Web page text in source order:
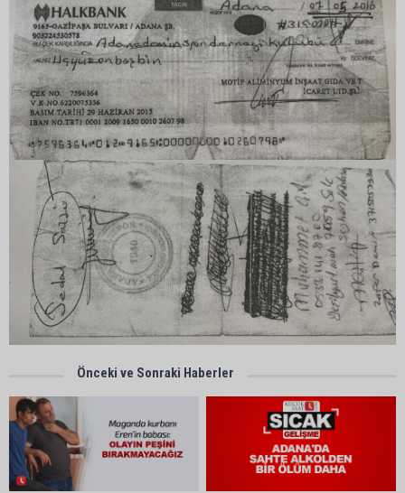
Önceki ve Sonraki Haberler